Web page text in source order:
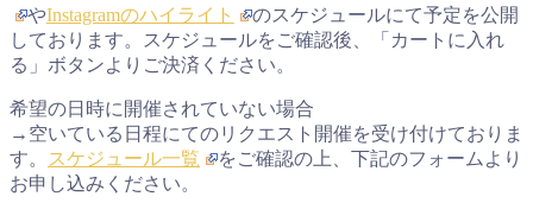
やInstagramのハイライト
のスケジュールにて予定を公開
しております。スケジュールをご確認後、「カートに入れ
る」ボタンよりご決済ください。
希望の日時に開催されていない場合
→空いている日程にてのリクエスト開催を受け付けておりま
す。 スケジュール一覧
をご確認の上、下記のフォームより
お申し込みください。